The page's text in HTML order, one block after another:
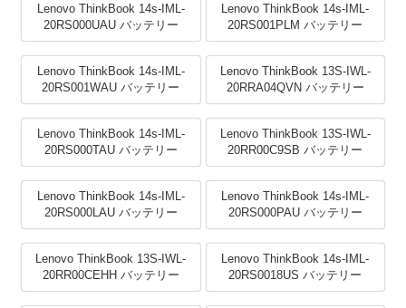
Lenovo ThinkBook 14s-IML-
20RS000UAU バッテリー
Lenovo ThinkBook 14s-IML-
20RS001PLM バッテリー
Lenovo ThinkBook 14s-IML-
20RS001WAU バッテリー
Lenovo ThinkBook 13S-IWL-
20RRA04QVN バッテリー
Lenovo ThinkBook 14s-IML-
20RS000TAU バッテリー
Lenovo ThinkBook 13S-IWL-
20RR00C9SB バッテリー
Lenovo ThinkBook 14s-IML-
20RS000LAU バッテリー
Lenovo ThinkBook 14s-IML-
20RS000PAU バッテリー
Lenovo ThinkBook 13S-IWL-
20RR00CEHH バッテリー
Lenovo ThinkBook 14s-IML-
20RS0018US バッテリー